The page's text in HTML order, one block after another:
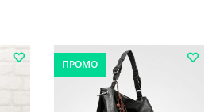
ПРОМО